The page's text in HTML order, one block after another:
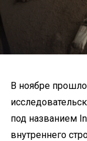
В ноябре
под названием
внутреннего